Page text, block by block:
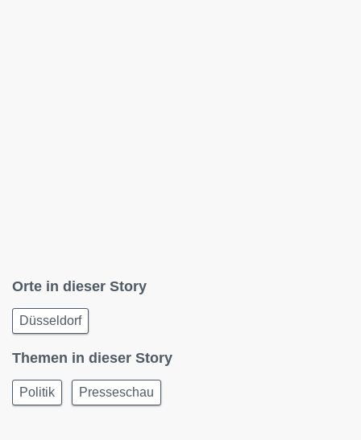
Orte in dieser Story
Düsseldorf
Themen in dieser Story
Politik Presseschau